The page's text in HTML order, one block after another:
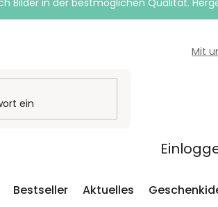
Bilder in der bestmöglichen Qualität.
Mit
Bestseller Aktuelles